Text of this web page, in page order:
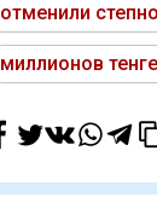
отменили
миллионов тенге